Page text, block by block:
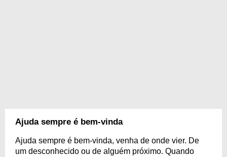
Ajuda sempre é bem-vinda
Ajuda sempre é bem-vinda, venha de onde vier. De
um desconhecido ou de alguém próximo. Quando